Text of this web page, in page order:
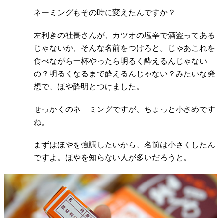
ネーミングもその時に変えたんですか？
左利きの社長さんが、カツオの塩辛で酒盗ってある
じゃないか、そんな名前をつけろと。じゃあこれを
食べながら一杯やったら明るく酔えるんじゃない
の？明るくなるまで酔えるんじゃない？みたいな発
想で、ほや酔明とつけました。
せっかくのネーミングですが、ちょっと小さめです
ね。
まずはほやを強調したいから、名前は小さくしたん
ですよ。ほやを知らない人が多いだろうと。